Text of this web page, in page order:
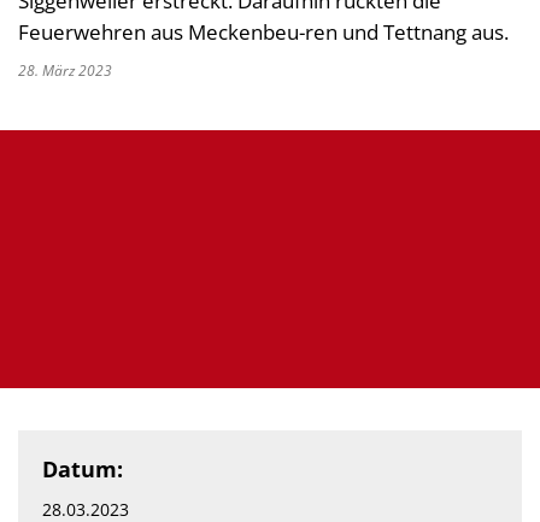
Feuerwehren aus Meckenbeu-ren und Tettnang aus.
28. März 2023
Datum:
28.03.2023